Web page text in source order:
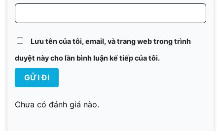
Lưu tên của tôi, email, và trang web trong trình
duyệt này cho lần bình luận kế tiếp của tôi.
Chưa có đánh giá nào.